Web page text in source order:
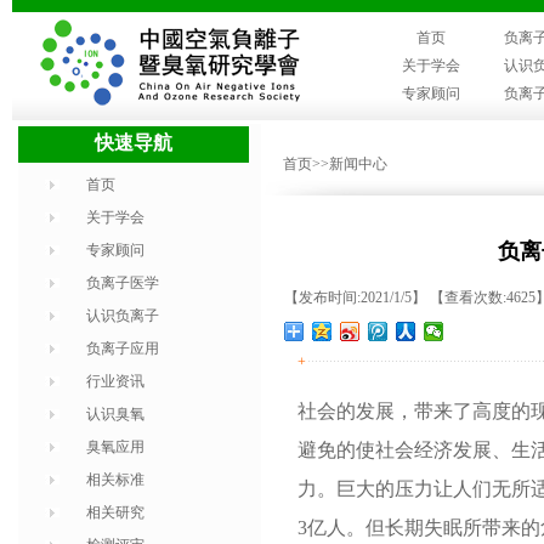
首页
负离
关于学会
认识
专家顾问
负离
快速导航
首页
关于学会
专家顾问
负离子医学
认识负离子
负离子应用
行业资讯
认识臭氧
臭氧应用
相关标准
相关研究
首页>>新闻中心
负
【发布时间:2021/1/5】 【查看次数:4625
+
社会的发展，带来了高度的
避免的使社会经济发展、生
力。巨大的压力让人们无所
3亿人。但长期失眠所带来